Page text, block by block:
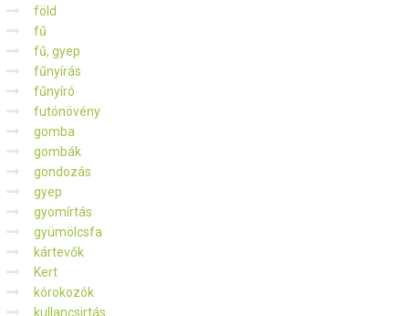
föld
fű
fű, gyep
fűnyírás
fűnyíró
futónövény
gomba
gombák
gondozás
gyep
gyomírtás
gyümölcsfa
kártevők
Kert
kórokozók
kullancsirtás